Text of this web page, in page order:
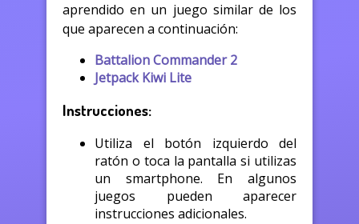
aprendido en un juego similar de los
que aparecen a continuación:
Battalion Commander 2
Jetpack Kiwi Lite
Instrucciones:
Utiliza el botón izquierdo del
ratón o toca la pantalla si utilizas
un smartphone. En algunos
juegos pueden aparecer
instrucciones adicionales.